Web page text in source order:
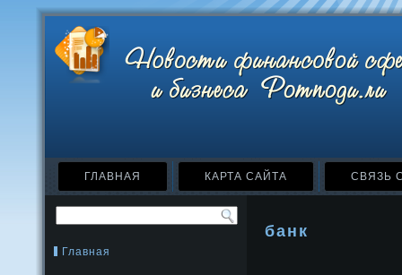
ГЛАВНАЯ КАРТА САЙТА СВЯЗЬ
Главная
банк